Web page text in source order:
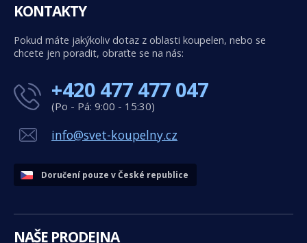
KONTAKTY
Pokud máte jakýkoliv dotaz z oblasti koupelen, nebo se
chcete jen poradit, obraťte se na nás:
+420 477 477 047
(Po - Pá: 9:00 - 15:30)
info@svet-koupelny.cz
Doručení pouze v České republice
NAŠE PRODEJNA